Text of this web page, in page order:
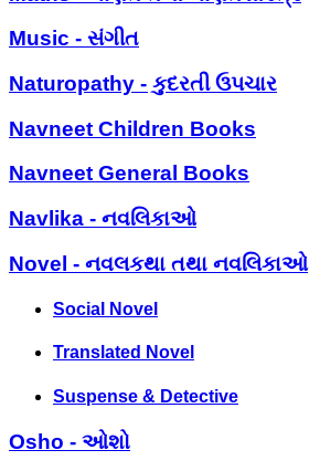
Music - સંગીત
Naturopathy - કુદરતી ઉપચાર
Navneet Children Books
Navneet General Books
Navlika - નવલિકાઓ
Novel - નવલકથા તથા નવલિકાઓ
Social Novel
Translated Novel
Suspense & Detective
Osho - ઓશો